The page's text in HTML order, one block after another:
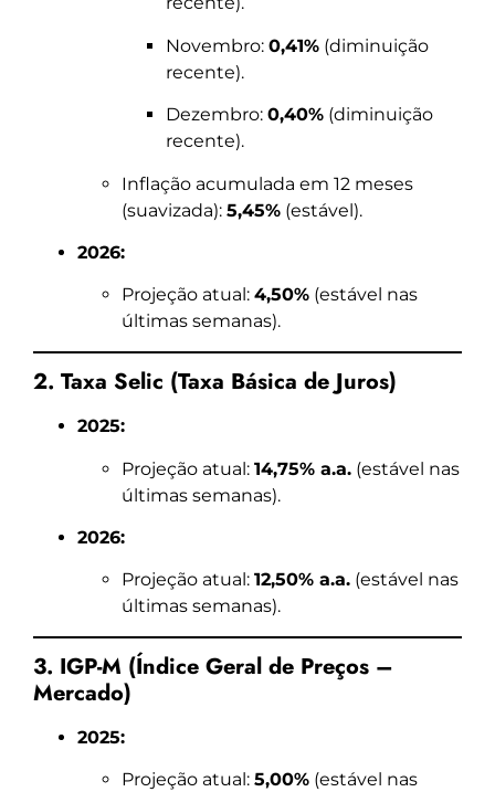
Novembro: 0,41% (diminuição
recente).
Dezembro: 0,40% (diminuição
recente).
Inflação acumulada em 12 meses
(suavizada): 5,45% (estável).
2026:
Projeção atual: 4,50% (estável nas
últimas semanas).
2. Taxa Selic (Taxa Básica de Juros)
2025:
Projeção atual: 14,75% a.a. (estável nas
últimas semanas).
2026:
Projeção atual: 12,50% a.a. (estável nas
últimas semanas).
3. IGP-M (Índice Geral de Preços –
Mercado)
2025:
Projeção atual: 5,00% (estável nas